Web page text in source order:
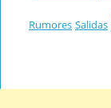
Rumores Salidas